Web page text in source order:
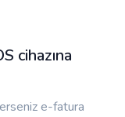
cihazına
e-fatura